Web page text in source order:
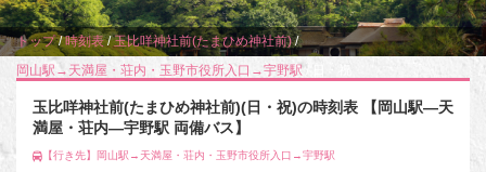
トップ/時刻表/玉比咩神社前(たまひめ神社前)/
岡山駅→天満屋・荘内・玉野市役所入口→宇野駅/
玉比咩神社前(たまひめ神社前)(日・祝)の時刻表 【岡山駅―天
満屋・荘内―宇野駅 両備バス】
【行き先】岡山駅→天満屋・荘内・玉野市役所入口→宇野駅